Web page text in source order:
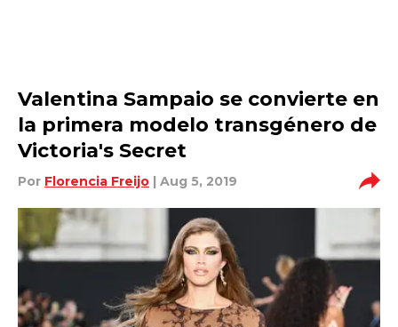
Valentina Sampaio se convierte en
la primera modelo transgénero de
Victoria's Secret
Por Florencia Freijo | Aug 5, 2019